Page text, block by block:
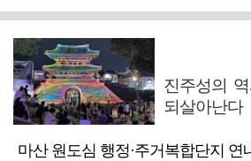
진주성의
되살아난다
마산 원도심 행정·주거복합단지 연